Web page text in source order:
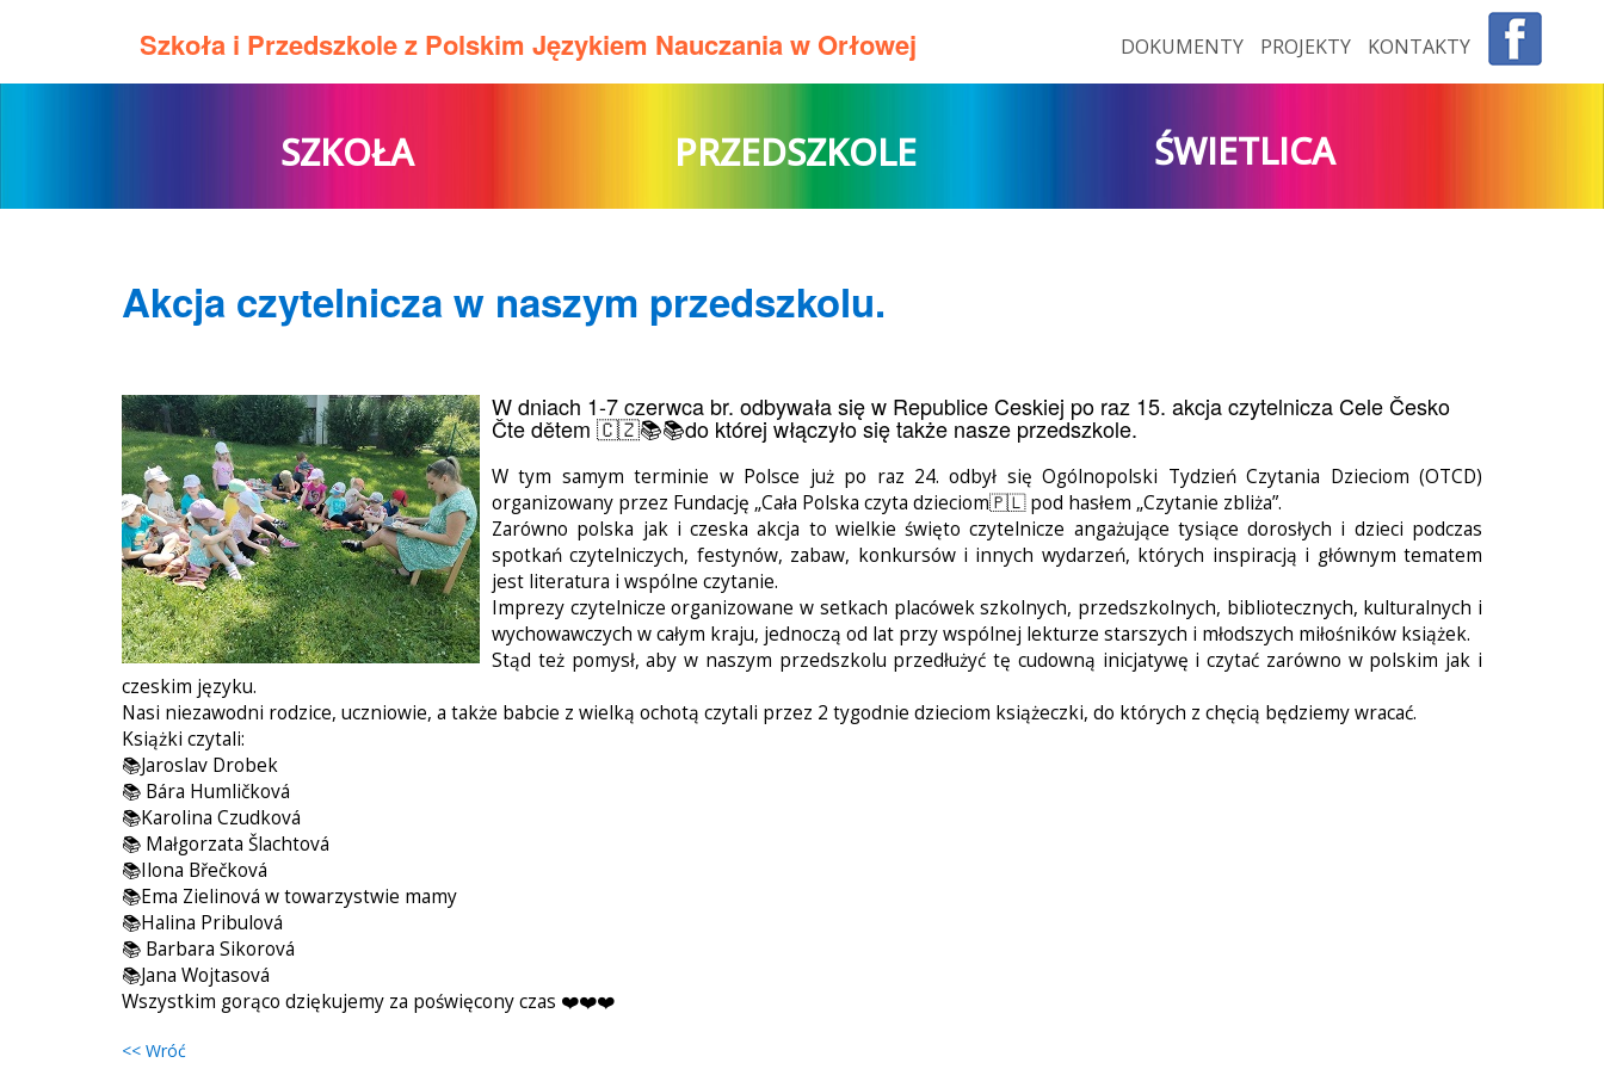
Szkoła i Przedszkole z Polskim Językiem Nauczania w Orłowej DOKUMENTY PROJEKTY KONTAKTY
SZKOŁA PRZEDSZKOLE ŚWIETLICA
Akcja czytelnicza w naszym przedszkolu.
W dniach 1-7 czerwca br. odbywała się w Republice Ceskiej po raz 15. akcja czytelnicza Cele Česko
Čte dětem 🇨🇿📚📚do której włączyło się także nasze przedszkole.
W tym samym terminie w Polsce już po raz 24. odbył się Ogólnopolski Tydzień Czytania Dzieciom (OTCD)
organizowany przez Fundację „Cała Polska czyta dzieciom🇵🇱 pod hasłem „Czytanie zbliża”.
Zarówno polska jak i czeska akcja to wielkie święto czytelnicze angażujące tysiące dorosłych i dzieci podczas
spotkań czytelniczych, festynów, zabaw, konkursów i innych wydarzeń, których inspiracją i głównym tematem
jest literatura i wspólne czytanie.
Imprezy czytelnicze organizowane w setkach placówek szkolnych, przedszkolnych, bibliotecznych, kulturalnych i
wychowawczych w całym kraju, jednoczą od lat przy wspólnej lekturze starszych i młodszych miłośników książek.
Stąd też pomysł, aby w naszym przedszkolu przedłużyć tę cudowną inicjatywę i czytać zarówno w polskim jak i
czeskim języku.
Nasi niezawodni rodzice, uczniowie, a także babcie z wielką ochotą czytali przez 2 tygodnie dzieciom książeczki, do których z chęcią będziemy wracać.
Książki czytali:
📚Jaroslav Drobek
📚 Bára Humličková
📚Karolina Czudková
📚 Małgorzata Šlachtová
📚Ilona Břečková
📚Ema Zielinová w towarzystwie mamy
📚Halina Pribulová
📚 Barbara Sikorová
📚Jana Wojtasová
Wszystkim gorąco dziękujemy za poświęcony czas ❤️❤️❤️
<< Wróć